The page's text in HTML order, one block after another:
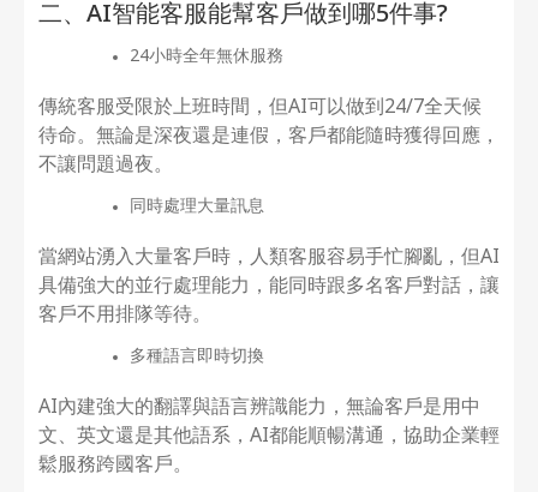
二、AI智能客服能幫客戶做到哪5件事?
24小時全年無休服務
傳統客服受限於上班時間，但AI可以做到24/7全天候
待命。無論是深夜還是連假，客戶都能隨時獲得回應，
不讓問題過夜。
同時處理大量訊息
當網站湧入大量客戶時，人類客服容易手忙腳亂，但AI
具備強大的並行處理能力，能同時跟多名客戶對話，讓
客戶不用排隊等待。
多種語言即時切換
AI內建強大的翻譯與語言辨識能力，無論客戶是用中
文、英文還是其他語系，AI都能順暢溝通，協助企業輕
鬆服務跨國客戶。